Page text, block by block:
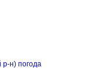
н) погода